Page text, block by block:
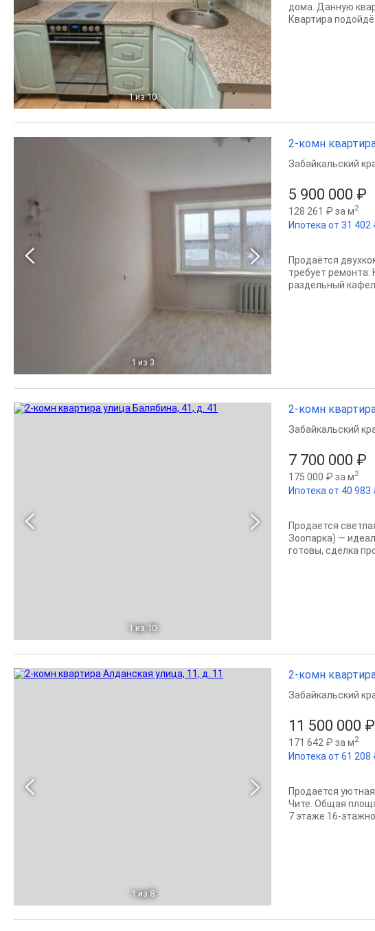
1 из 10
дома. Данную
Квартира
1 из 3
2-комн
5 900 000 ₽
128 261 ₽ за м2
Ипотека от 31
Забайкальский
Продаётся
требует
раздельный
1 из 10
2-комн
7 700 000 ₽
175 000 ₽ за м2
Ипотека от 40
Забайкальский
Продается
Зоопарка) —
готовы, сделка
1 из 8
2-комн
11 500 000 ₽
171 642 ₽ за м2
Ипотека от 61
Забайкальский
Продается
Чите. Общая
7 этаже 16-